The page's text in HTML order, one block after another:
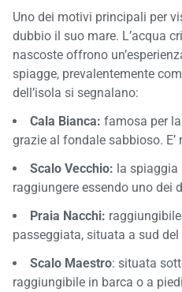
Uno dei motivi principali per
dubbio il suo mare. L’acqua
nascoste offrono
spiagge, prevalentemente
dell’isola si segnalano:
Cala Bianca: famosa per
grazie al fondale sabbioso.
Scalo Vecchio: la spiaggia
raggiungere essendo uno dei
Praia Nacchi:
passeggiata, situata a sud del
Scalo Maestro: situata
raggiungibile in barca o a